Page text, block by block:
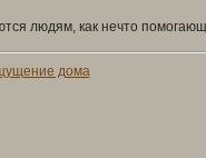
людям, как нечто
дома